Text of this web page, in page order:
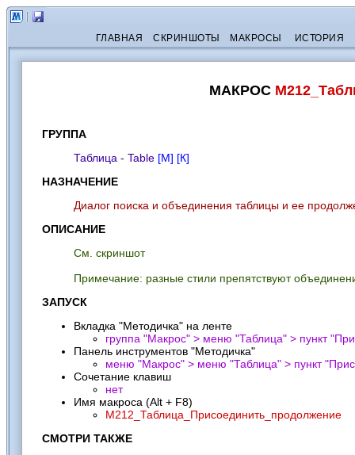
ГЛАВНАЯ СКРИНШОТЫ МАКРОСЫ ИСТОРИЯ
МАКРОС
ГРУППА
Таблица - Table [М] [К]
НАЗНАЧЕНИЕ
Диалог поиска и объединения таблицы и ее
ОПИСАНИЕ
См. скриншот
Примечание: разные стили препятствуют
ЗАПУСК
Вкладка "Методичка" на ленте
группа "Макрос" > меню "Таблица" > пункт "
Панель инструментов "Методичка"
меню "Макрос" > меню "Таблица" > пункт "
Сочетание клавиш
нет
Имя макроса (Alt + F8)
M212_Таблица_Присоединить_продолжение
СМОТРИ ТАКЖЕ